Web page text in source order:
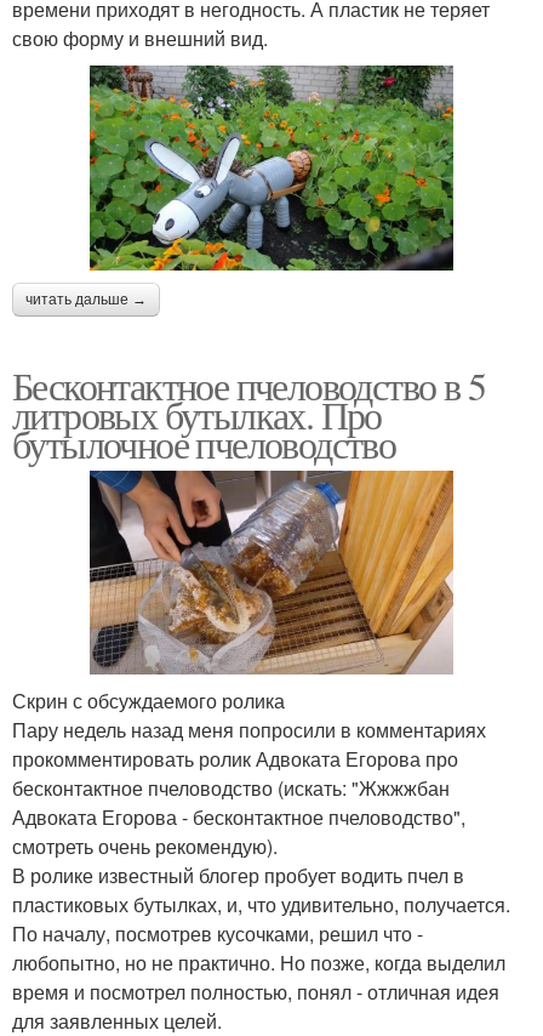
времени приходят в негодность. А пластик не теряет
свою форму и внешний вид.
читать дальше →
Бесконтактное пчеловодство в 5
литровых бутылках. Про
бутылочное пчеловодство
Скрин с обсуждаемого ролика
Пару недель назад меня попросили в комментариях
прокомментировать ролик Адвоката Егорова про
бесконтактное пчеловодство (искать: "Жжжжбан
Адвоката Егорова - бесконтактное пчеловодство",
смотреть очень рекомендую).
В ролике известный блогер пробует водить пчел в
пластиковых бутылках, и, что удивительно, получается.
По началу, посмотрев кусочками, решил что -
любопытно, но не практично. Но позже, когда выделил
время и посмотрел полностью, понял - отличная идея
для заявленных целей.